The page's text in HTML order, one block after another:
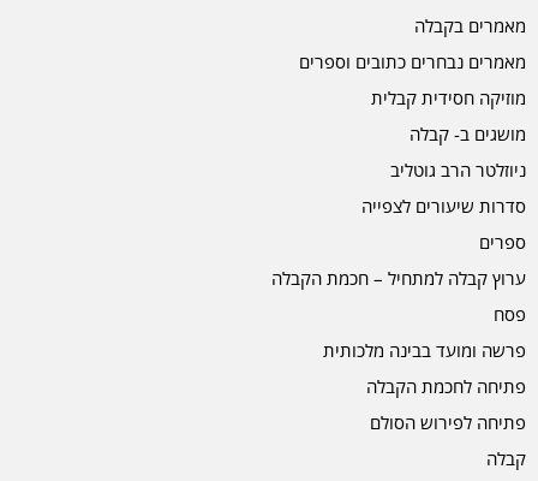
מאמרים בקבלה
מאמרים נבחרים כתובים וספרים
מוזיקה חסידית קבלית
מושגים ב- קבלה
ניוזלטר הרב גוטליב
סדרות שיעורים לצפייה
ספרים
ערוץ קבלה למתחיל – חכמת הקבלה
פסח
פרשה ומועד בבינה מלכותית
פתיחה לחכמת הקבלה
פתיחה לפירוש הסולם
קבלה